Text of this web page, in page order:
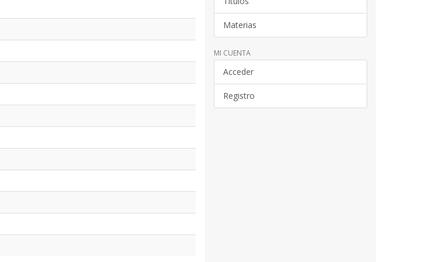
Materias
MI CUENTA
Acceder
Registro